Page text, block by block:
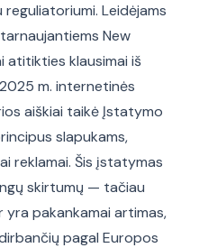
Leidėjams
New
atitikties klausimai iš
m. internetinės
aiškiai taikė Įstatymo
slapukams,
reklamai. Šis įstatymas
skirtumų — tačiau
pakankamai artimas,
pagal Europos